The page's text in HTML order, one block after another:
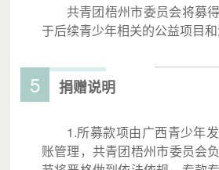
共青团梧州市委员会将募
于后续青少年相关的公益项目和
5 捐赠说明
1.所募款项由广西青少年
账管理，共青团梧州市委员会